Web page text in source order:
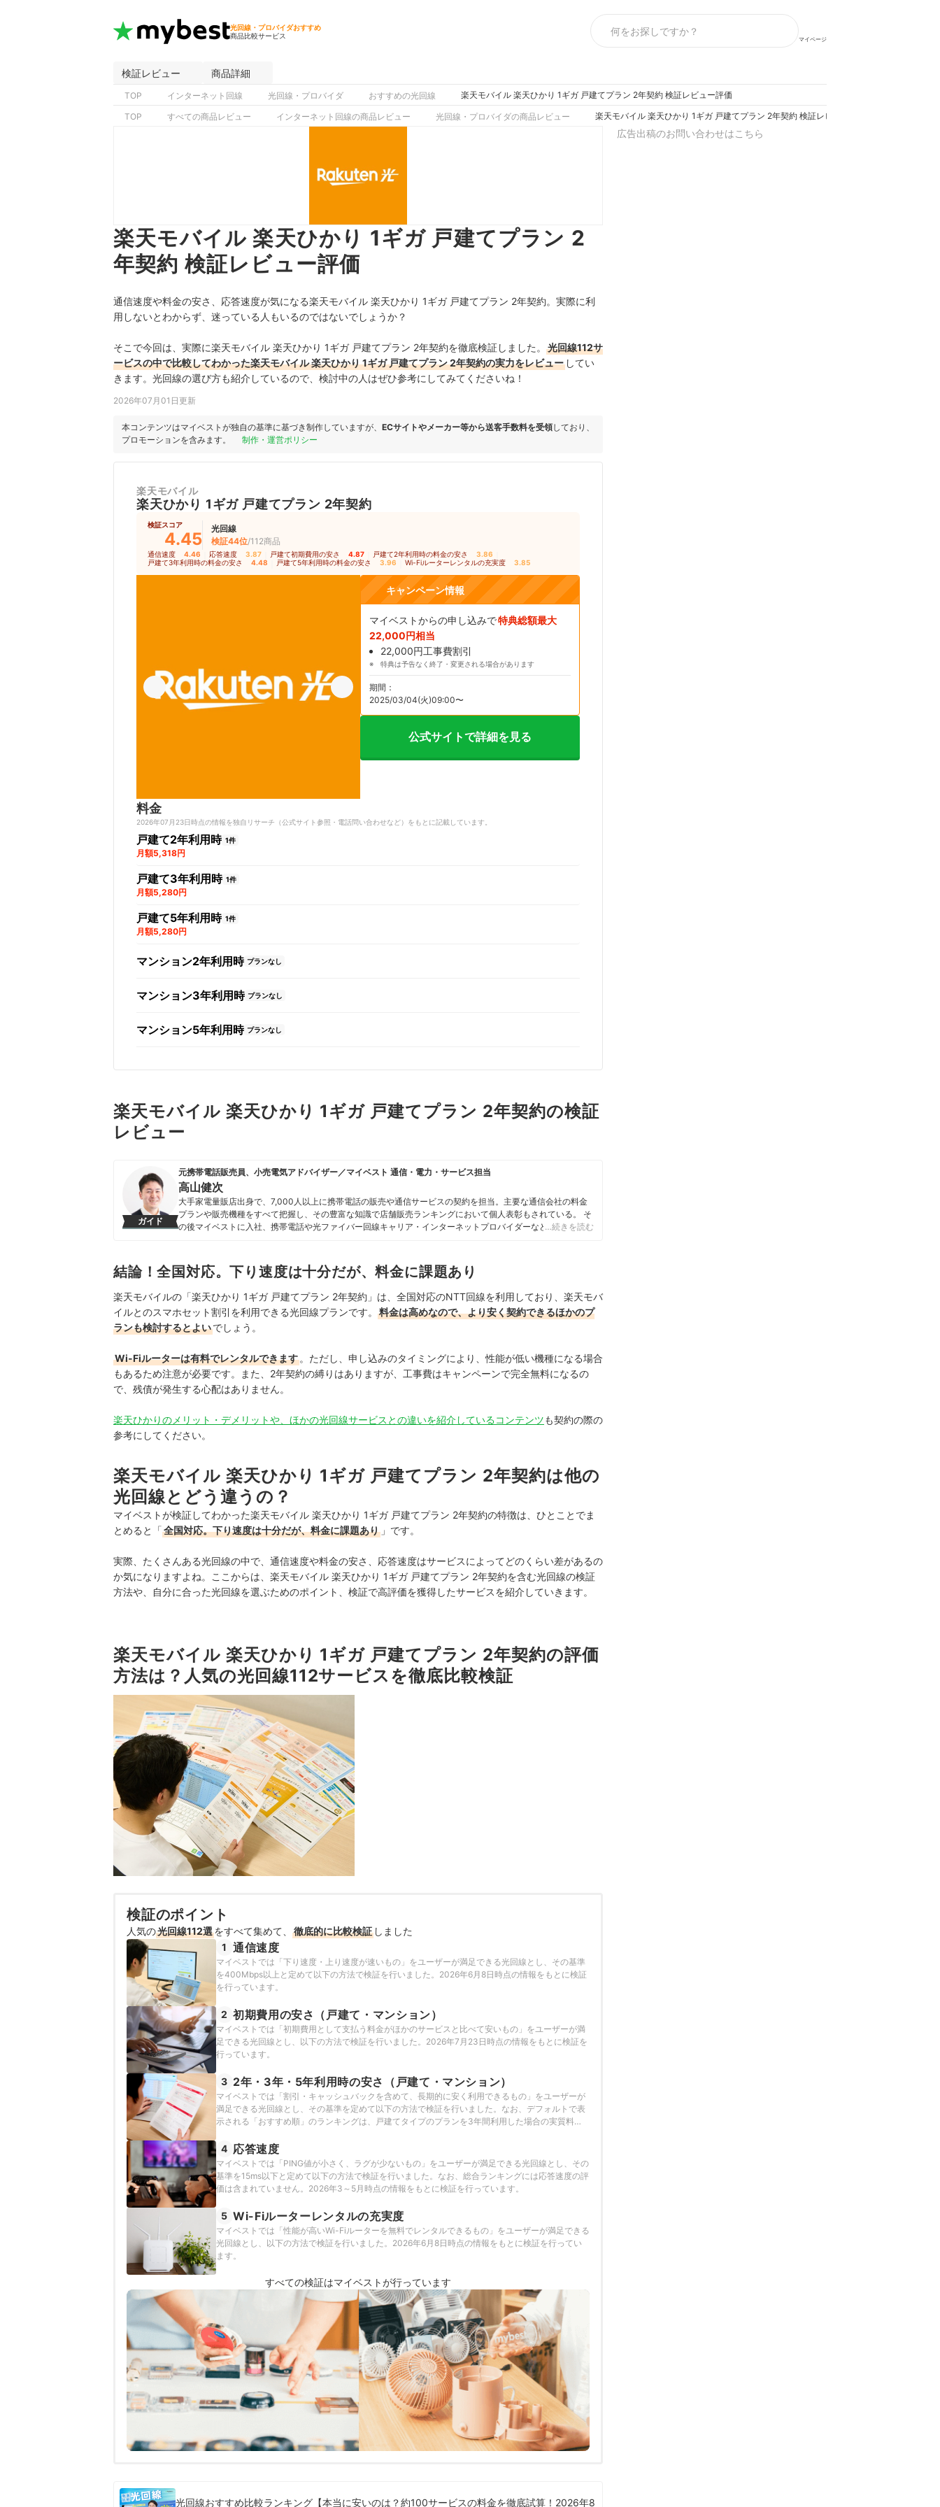
光回線・プロバイダおすすめ
商品比較サービス
マイページ
検証レビュー 商品詳細
TOP インターネット回線 光回線・プロバイダ おすすめの光回線 楽天モバイル 楽天ひかり 1ギガ 戸建てプラン 2年契約 検証レビュー評価
TOP すべての商品レビュー インターネット回線の商品レビュー 光回線・プロバイダの商品レビュー 楽天モバイル 楽天ひかり 1ギガ 戸建てプラン 2年契約 検証レビュー評価
楽天モバイル 楽天ひかり 1ギガ 戸建てプラン 2
年契約 検証レビュー評価
通信速度や料金の安さ、応答速度が気になる楽天モバイル 楽天ひかり 1ギガ 戸建てプラン 2年契約。実際に利
用しないとわからず、迷っている人もいるのではないでしょうか？
そこで今回は、実際に楽天モバイル 楽天ひかり 1ギガ 戸建てプラン 2年契約を徹底検証しました。
光回線112サ
ービスの中で比較してわかった楽天モバイル 楽天ひかり 1ギガ 戸建てプラン 2年契約の実力をレビュー してい
きます。光回線の選び方も紹介しているので、検討中の人はぜひ参考にしてみてくださいね！
2026年07月01日更新
本コンテンツはマイベストが独自の基準に基づき制作していますが、 ECサイトやメーカー等から送客手数料を受領しており、
プロモーションを含みます。
制作・運営ポリシー
楽天モバイル
楽天ひかり 1ギガ 戸建てプラン 2年契約
検証スコア
4.45
光回線
検証44位/112商品
通信速度 4.46 応答速度 3.87 戸建て初期費用の安さ 4.87 戸建て2年利用時の料金の安さ 3.86
戸建て3年利用時の料金の安さ 4.48 戸建て5年利用時の料金の安さ 3.96 Wi-Fiルーターレンタルの充実度 3.85
キャンペーン情報
マイベストからの申し込みで特典総額最大
22,000円相当
22,000円工事費割引
特典は予告なく終了・変更される場合があります
期間：
2025/03/04(火)09:00〜
公式サイトで詳細を見る
料金
2026年07月23日時点の情報を独自リサーチ（公式サイト参照・電話問い合わせなど）をもとに記載しています。
戸建て2年利用時 1件
月額5,318円
戸建て3年利用時 1件
月額5,280円
戸建て5年利用時 1件
月額5,280円
マンション2年利用時 プランなし
マンション3年利用時 プランなし
マンション5年利用時 プランなし
楽天モバイル 楽天ひかり 1ギガ 戸建てプラン 2年契約の検証
レビュー
ガイド
元携帯電話販売員、小売電気アドバイザー／マイベスト 通信・電力・サービス担当
高山健次
大手家電量販店出身で、7,000人以上に携帯電話の販売や通信サービスの契約を担当。主要な通信会社の料金
プランや販売機種をすべて把握し、その豊富な知識で店舗販売ランキングにおいて個人表彰もされている。 そ
の後マイベストに入社、携帯電話や光ファイバー回線キャリア・インターネットプロバイダーなどの通信会社
している。 また通信サービスだけでなく、ファイナンシャルプランナーの視点含めて電気代など固定費支出見
直しのガイドもしている。
高山健次のプロフィール
…続きを読む
結論！全国対応。下り速度は十分だが、料金に課題あり
楽天モバイルの「楽天ひかり 1ギガ 戸建てプラン 2年契約」は、全国対応のNTT回線を利用しており、楽天モバ
イルとのスマホセット割引を利用できる光回線プランです。
料金は高めなので、より安く契約できるほかのプ
ランも検討するとよいでしょう。
Wi-Fiルーターは有料でレンタルできます 。ただし、申し込みのタイミングにより、性能が低い機種になる場合
もあるため注意が必要です。また、2年契約の縛りはありますが、工事費はキャンペーンで完全無料になるの
で、残債が発生する心配はありません。
楽天ひかりのメリット・デメリットや、ほかの光回線サービスとの違いを紹介しているコンテンツも契約の際の
参考にしてください。
楽天モバイル 楽天ひかり 1ギガ 戸建てプラン 2年契約は他の
光回線とどう違うの？
マイベストが検証してわかった楽天モバイル 楽天ひかり 1ギガ 戸建てプラン 2年契約の特徴は、ひとことでま
とめると「全国対応。下り速度は十分だが、料金に課題あり 」です。
実際、たくさんある光回線の中で、通信速度や料金の安さ、応答速度はサービスによってどのくらい差があるの
か気になりますよね。ここからは、楽天モバイル 楽天ひかり 1ギガ 戸建てプラン 2年契約を含む光回線の検証
方法や、自分に合った光回線を選ぶためのポイント、検証で高評価を獲得したサービスを紹介していきます。
楽天モバイル 楽天ひかり 1ギガ 戸建てプラン 2年契約の評価
方法は？人気の光回線112サービスを徹底比較検証
検証のポイント
人気の光回線112選をすべて集めて、 徹底的に比較検証 しました
1 通信速度
マイベストでは「下り速度・上り速度が速いもの」をユーザーが満足できる光回線とし、その基準
を400Mbps以上と定めて以下の方法で検証を行いました。2026年6月8日時点の情報をもとに検証
を行っています。
2 初期費用の安さ（戸建て・マンション）
マイベストでは「初期費用として支払う料金がほかのサービスと比べて安いもの」をユーザーが満
足できる光回線とし、以下の方法で検証を行いました。2026年7月23日時点の情報をもとに検証を
行っています。
3 2年・3年・5年利用時の安さ（戸建て・マンション）
マイベストでは「割引・キャッシュバックを含めて、長期的に安く利用できるもの」をユーザーが
満足できる光回線とし、その基準を定めて以下の方法で検証を行いました。なお、デフォルトで表
示される「おすすめ順」のランキングは、戸建てタイプのプランを3年間利用した場合の実質料金
込み時期によって異なります。今回の検証と同じキャンペーンが適用されるとは限りません。
4 応答速度
マイベストでは「PING値が小さく、ラグが少ないもの」をユーザーが満足できる光回線とし、その
基準を15ms以下と定めて以下の方法で検証を行いました。なお、総合ランキングには応答速度の評
価は含まれていません。2026年3～5月時点の情報をもとに検証を行っています。
5 Wi-Fiルーターレンタルの充実度
マイベストでは「性能が高いWi-Fiルーターを無料でレンタルできるもの」をユーザーが満足できる
光回線とし、以下の方法で検証を行いました。2026年6月8日時点の情報をもとに検証を行ってい
ます。
すべての検証はマイベストが行っています
光回線おすすめ比較ランキング【本当に安いのは？約100サービスの料金を徹底試算！2026年8
広告出稿のお問い合わせはこちら